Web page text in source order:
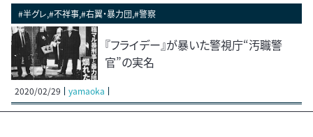
#半グレ,#不祥事,#右翼・暴力団,#警察
『フライデー』が暴いた警視庁“汚職警
官”の実名
2020/02/29 yamaoka